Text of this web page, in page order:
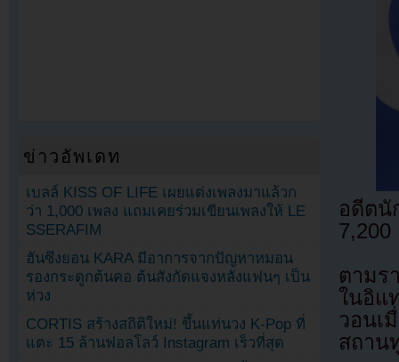
อดีต
ตามร
ในอิแ
วอนเ
สถาน
ข่าวอัพเดท
เบลล์ KISS OF LIFE เผยแต่งเพลงมาแล้วก
ว่า 1,000 เพลง แถมเคยร่วมเขียนเพลงให้ LE
SSERAFIM
ฮันซึงยอน KARA มีอาการจากปัญหาหมอน
รองกระดูกต้นคอ ต้นสังกัดแจงหลังแฟนๆ เป็น
ห่วง
CORTIS สร้างสถิติใหม่! ขึ้นแท่นวง K-Pop ที่
แตะ 15 ล้านฟอลโลว์ Instagram เร็วที่สุด